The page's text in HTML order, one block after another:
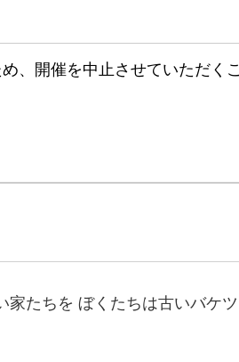
、開催を中止させていただく
たちを ぼくたちは古いバケ